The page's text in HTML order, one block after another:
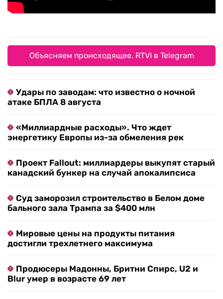
Объясняем происходящее. RTVI в Telegram
Удары по заводам: что известно о ночной
атаке БПЛА 8 августа
«Миллиардные расходы». Что ждет
энергетику Европы из-за обмеления рек
Проект Fallout: миллиардеры выкупят старый
канадский бункер на случай апокалипсиса
Суд заморозил строительство в Белом доме
бального зала Трампа за $400 млн
Мировые цены на продукты питания
достигли трехлетнего максимума
Продюсеры Мадонны, Бритни Спирс, U2 и
Blur умер в возрасте 69 лет